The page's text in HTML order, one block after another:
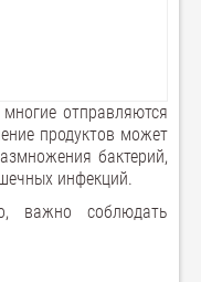
отправляются
продуктов может
бактерий,
инфекций.
важно соблюдать